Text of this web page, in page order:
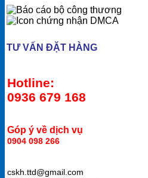
TƯ VẤN ĐẶT HÀNG
Hotline:
0936 679 168
Góp ý về dịch vụ
0904 098 266
cskh.ttd@gmail.com